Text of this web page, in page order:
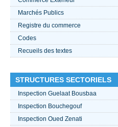
Marchés Publics
Registre du commerce
Codes
Recueils des textes
STRUCTURES SECTORIELS
Inspection Guelaat Bousbaa
Inspection Bouchegouf
Inspection Oued Zenati